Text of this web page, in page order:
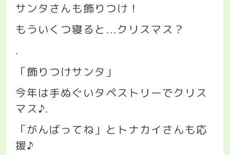
サンタさんも飾りつけ！
もういくつ寝ると … クリスマス？
.
「飾りつけサンタ」
今年は手ぬぐいタペストリーでクリス
マス♪.
「がんばってね」とトナカイさんも応
援♪